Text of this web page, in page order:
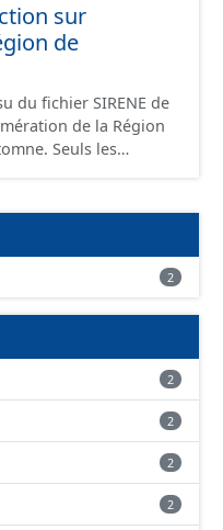
sur
de
du fichier SIRENE de
de la Région
les
du
Ce lot ne contient pas
économique à ce
du CNIG se
2
2
2
2
2